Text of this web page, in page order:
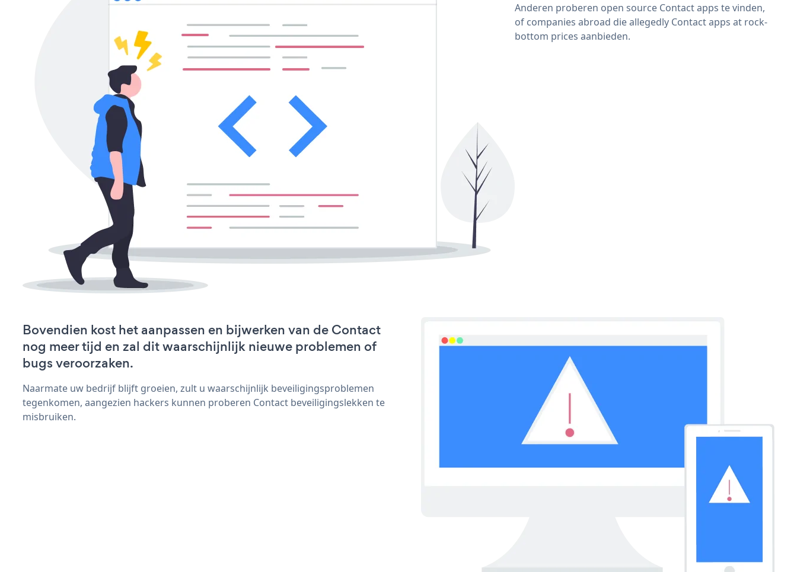
Anderen proberen open source Contact apps te vinden,
of companies abroad die allegedly Contact apps at rock-
bottom prices aanbieden.
Bovendien kost het aanpassen en bijwerken van de Contact
nog meer tijd en zal dit waarschijnlijk nieuwe problemen of
bugs veroorzaken.
Naarmate uw bedrijf blijft groeien, zult u waarschijnlijk beveiligingsproblemen
tegenkomen, aangezien hackers kunnen proberen Contact beveiligingslekken te
misbruiken.